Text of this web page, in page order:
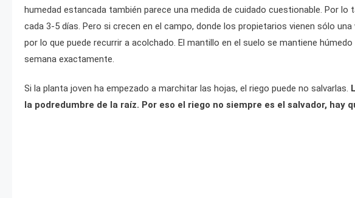
humedad estancada también parece una medida de cuidado cuestionable. Por lo
cada 3-5 días. Pero si crecen en el campo, donde los propietarios vienen sólo
por lo que puede recurrir a acolchado. El mantillo en el suelo se mantiene
semana exactamente.
Si la planta joven ha empezado a marchitar las hojas, el riego puede no salvarlas.
la podredumbre de la raíz. Por eso el riego no siempre es el salvador, hay